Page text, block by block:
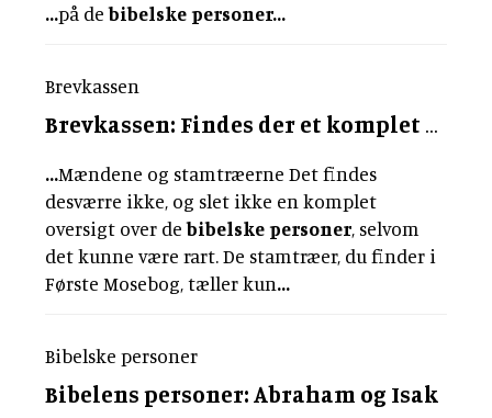
...på debibelske personer...
Brevkassen
Brevkassen: Findes der et komplet stamtræ i Bibelen?
...Mændene og stamtræerne Det findes
desværre ikke, og slet ikke en komplet
oversigt over debibelske personer, selvom
det kunne være rart. De stamtræer, du finder i
Første Mosebog, tæller kun...
Bibelske personer
Bibelenspersoner: Abraham og Isak